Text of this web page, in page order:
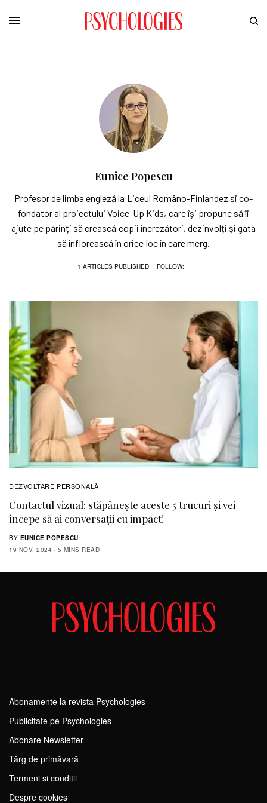
Eunice Popescu
Profesor de limba engleză la Liceul Româno-Finlandez și co-
fondator al proiectului Voice-Up Kids, care își propune să îi
ajute pe părinți să crească copii încrezători, dezinvolți și gata
să înflorească în orice loc în care merg.
1 ARTICLES PUBLISHED FOLLOW:
DEZVOLTARE PERSONALĂ
Contactul vizual: stăpânește aceste 5 trucuri și vei
începe să ai conversații cu impact!
BY EUNICE POPESCU
19 NOV. 2024
5 MINS READ
Abonamente la revista Psychologies
Publicitate pe Psychologies
Abonare Newsletter
Tărg de primăvară
Termeni si conditii
Despre cookies